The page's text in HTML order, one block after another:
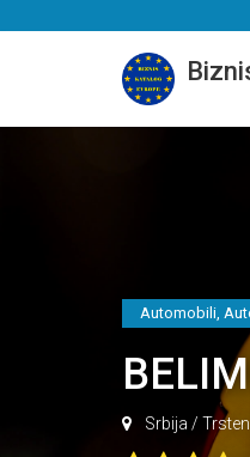
Automobili,
Srbija /